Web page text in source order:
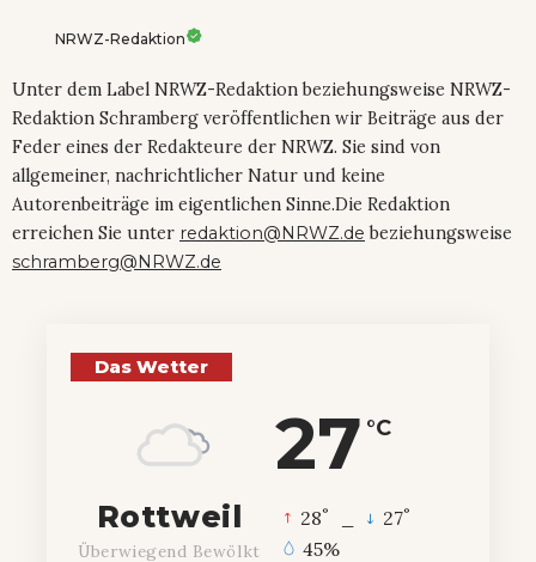
NRWZ-Redaktion
Unter dem Label NRWZ-Redaktion beziehungsweise NRWZ-
Redaktion Schramberg veröffentlichen wir Beiträge aus der
Feder eines der Redakteure der NRWZ. Sie sind von
allgemeiner, nachrichtlicher Natur und keine
Autorenbeiträge im eigentlichen Sinne.Die Redaktion
erreichen Sie unter redaktion@NRWZ.de beziehungsweise
schramberg@NRWZ.de
Das Wetter
27 °C
Rottweil
Überwiegend Bewölkt
28° 27°
45%